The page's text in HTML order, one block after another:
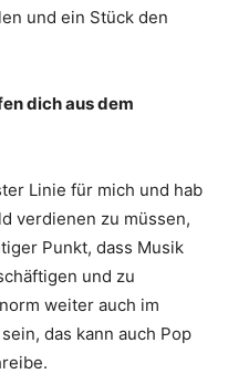
und ein Stück den
dich aus dem
Linie für mich und hab
verdienen zu müssen,
Punkt, dass Musik
und zu
weiter auch im
das kann auch Pop